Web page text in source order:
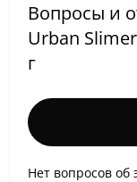
Вопросы и
Urban
г
Нет вопросов об